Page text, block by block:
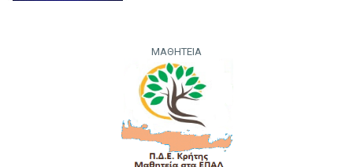
ΜΑΘΗΤΕΙΑ